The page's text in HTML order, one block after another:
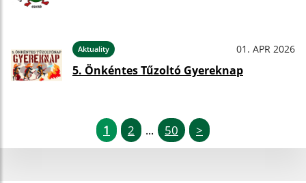
Aktuality 01. APR 2026
5. Önkéntes Tűzoltó Gyereknap
1 2 ... 50 >